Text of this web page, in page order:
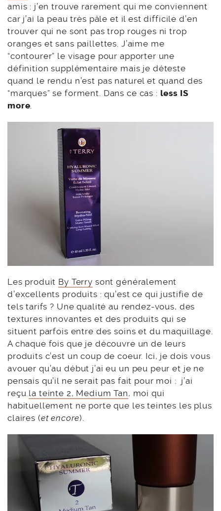
amis : j’en trouve rarement qui me conviennent
car j’ai la peau très pâle et il est difficile d’en
trouver qui ne sont pas trop rouges ni trop
oranges et sans paillettes. J’aime me
“contourer” le visage pour apporter une
définition supplémentaire mais je déteste
quand le rendu n’est pas naturel et quand des
“marques” se forment. Dans ce cas : less IS
more.
Les produit By Terry sont généralement
d’excellents produits : qu’est ce qui justifie de
tels tarifs ? Une qualité au rendez-vous, des
textures innovantes et des produits qui se
situent parfois entre des soins et du maquillage.
A chaque fois que je découvre un de leurs
produits c’est un coup de coeur. Ici, je dois vous
avouer qu’au début j’ai eu un peu peur et je ne
pensais qu’il ne serait pas fait pour moi : j’ai
reçu la teinte 2, Medium Tan, moi qui
habituellement ne porte que les teintes les plus
claires (et encore).